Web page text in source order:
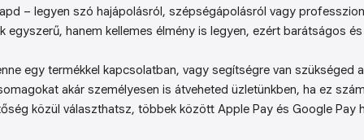
– legyen szó hajápolásról, szépségápolásról vagy
egyszerű, hanem kellemes élmény is legyen, ezért barátságos
egy termékkel kapcsolatban, vagy segítségre van szükséged
akár személyesen is átveheted üzletünkben, ha ez
közül választhatsz, többek között Apple Pay és Google Pay